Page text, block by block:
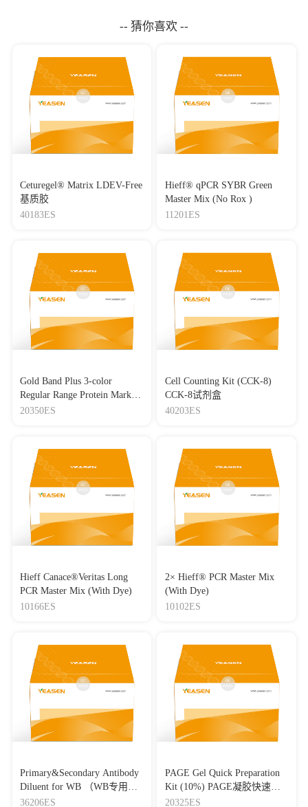
-- 猜你喜欢 --
Ceturegel® Matrix LDEV-Free
基质胶
40183ES
Hieff® qPCR SYBR Green
Master Mix (No Rox )
11201ES
Gold Band Plus 3-color
Regular Range Protein Marker
(8-180 kDa) 三色预染蛋白质
20350ES
Cell Counting Kit (CCK-8)
CCK-8试剂盒
40203ES
Hieff Canace®Veritas Long
PCR Master Mix (With Dye)
10166ES
2× Hieff® PCR Master Mix
(With Dye)
10102ES
Primary&Secondary Antibody
Diluent for WB （WB专用一
抗二抗稀释液）
36206ES
PAGE Gel Quick Preparation
Kit (10%) PAGE凝胶快速制
备试剂盒（10%）
20325ES